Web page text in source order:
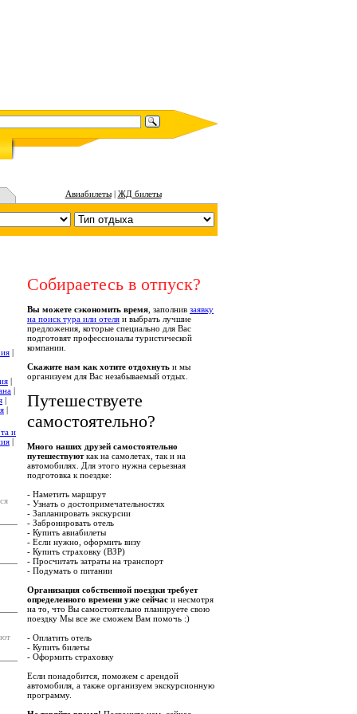
Авиабилеты| ЖД билеты
|
|
|
|
|
и
|
Собираетесь в отпуск?
Вы можете сэкономить время , заполнив заявку
на поиск тура или отеля и выбрать лучшие
предложения, которые специально для Вас
подготовят профессионалы туристической
компании.
Скажите нам как хотите отдохнуть и мы
организуем для Вас незабываемый отдых.
Путешествуете
самостоятельно?
Много наших друзей самостоятельно
путешествуюткак на самолетах, так и на
автомобилях. Для этого нужна серьезная
подготовка к поездке:
- Наметить маршрут
- Узнать о достопримечательностях
- Запланировать экскурсии
- Забронировать отель
- Купить авиабилеты
- Если нужно, оформить визу
- Купить страховку (ВЗР)
- Просчитать затраты на транспорт
- Подумать о питании
Организация собственной поездки требует
определенного времени уже сейчас и несмотря
на то, что Вы самостоятельно планируете свою
поездку Мы все же сможем Вам помочь :)
- Оплатить отель
- Купить билеты
- Оформить страховку
Если понадобится, поможем с арендой
автомобиля, а также организуем экскурсионную
программу.